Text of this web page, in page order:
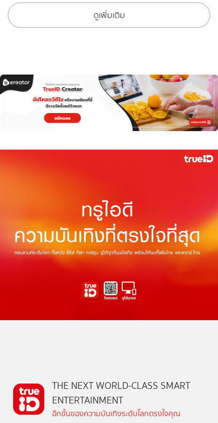
ดูเพิ่มเติม
THE NEXT WORLD-CLASS SMART
ENTERTAINMENT
อีกขั้นของความบันเทิงระดับโลกตรงใจคุณ